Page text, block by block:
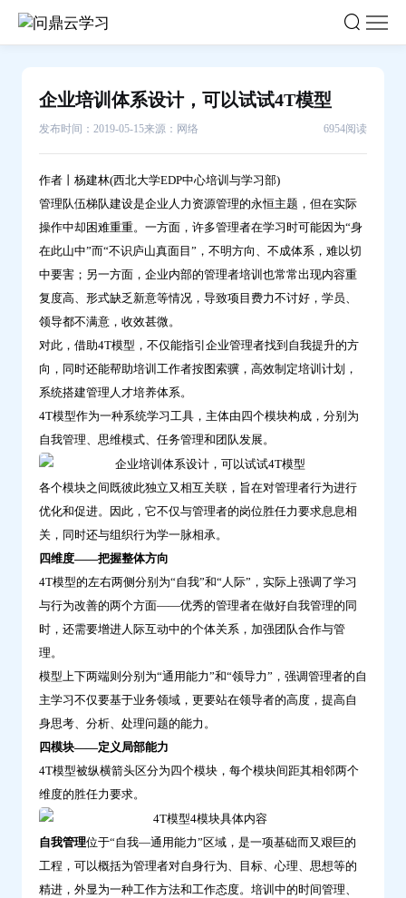
企业培训体系设计，可以试试4T模型
发布时间：2019-05-15来源：网络 6954阅读
作者丨杨建林(西北大学EDP中心培训与学习部)
管理队伍梯队建设是企业人力资源管理的永恒主题，但在实际
操作中却困难重重。一方面，许多管理者在学习时可能因为“身
在此山中”而“不识庐山真面目”，不明方向、不成体系，难以切
中要害；另一方面，企业内部的管理者培训也常常出现内容重
复度高、形式缺乏新意等情况，导致项目费力不讨好，学员、
领导都不满意，收效甚微。
对此，借助4T模型，不仅能指引企业管理者找到自我提升的方
向，同时还能帮助培训工作者按图索骥，高效制定培训计划，
系统搭建管理人才培养体系。
4T模型作为一种系统学习工具，主体由四个模块构成，分别为
自我管理、思维模式、任务管理和团队发展。
各个模块之间既彼此独立又相互关联，旨在对管理者行为进行
优化和促进。因此，它不仅与管理者的岗位胜任力要求息息相
关，同时还与组织行为学一脉相承。
四维度——把握整体方向
4T模型的左右两侧分别为“自我”和“人际”，实际上强调了学习
与行为改善的两个方面——优秀的管理者在做好自我管理的同
时，还需要增进人际互动中的个体关系，加强团队合作与管
理。
模型上下两端则分别为“通用能力”和“领导力”，强调管理者的自
主学习不仅要基于业务领域，更要站在领导者的高度，提高自
身思考、分析、处理问题的能力。
四模块——定义局部能力
4T模型被纵横箭头区分为四个模块，每个模块间距其相邻两个
维度的胜任力要求。
自我管理位于“自我—通用能力”区域，是一项基础而又艰巨的
工程，可以概括为管理者对自身行为、目标、心理、思想等的
精进，外显为一种工作方法和工作态度。培训中的时间管理、